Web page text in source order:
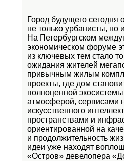
Город будущего сегодня
не только урбанисты, но
На Петербургском
экономическом форуме
из ключевых тем стало
ожидания жителей
привычным жилым
проекты, где дом
полноценной
атмосферой, сервисами
искусственного
пространствами и
ориентированной на
и продолжительность
идеи уже находят
«Остров» девелопера